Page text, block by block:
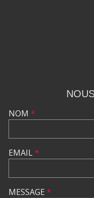
NOM *
EMAIL*
MESSAGE *